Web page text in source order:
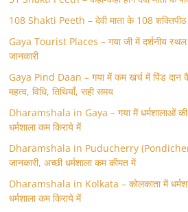
108 Shakti Peeth – देवी माता के 108 शक्तिपीठ
Gaya Tourist Places – गया जी में दर्शनीय
जानकारी
Gaya Pind Daan – गया में कम खर्च में पिंड दान
महत्व, विधि, तिथियाँ, सही समय
Dharamshala in Gaya – गया में धर्मशालाओं की
धर्मशाला कम किराये में
Dharamshala in Puducherry
जानकारी, अच्छी धर्मशाला कम कीमत में
Dharamshala in Kolkata – कोलकाता में
धर्मशाला कम किराये में